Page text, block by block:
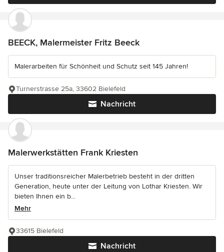
BEECK, Malermeister Fritz Beeck
Malerarbeiten für Schönheit und Schutz seit 145 Jahren!
Nachricht
Turnerstrasse 25a, 33602 Bielefeld
Malerwerkstätten Frank Kriesten
Unser traditionsreicher Malerbetrieb besteht in der dritten
Generation, heute unter der Leitung von Lothar Kriesten. Wir
bieten Ihnen ein b...
Mehr
Nachricht
33615 Bielefeld